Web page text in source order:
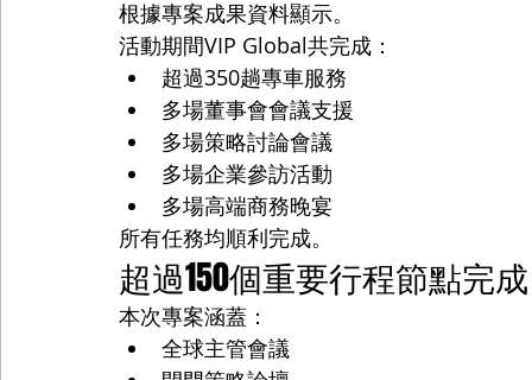
根據專案成果資料顯示。
活動期間VIP Global共完成：
超過350趟專車服務
多場董事會會議支援
多場策略討論會議
多場企業參訪活動
多場高端商務晚宴
所有任務均順利完成。
超過150個重要行程節點完成
本次專案涵蓋：
全球主管會議